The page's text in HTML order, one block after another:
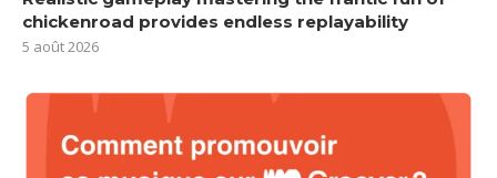
chickenroad provides endless replayability
5 août 2026